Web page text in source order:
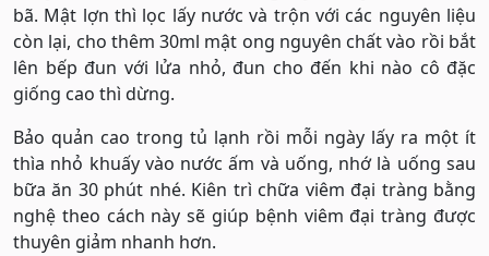
bã. Mật lợn thì lọc lấy nước và trộn với các nguyên liệu
còn lại, cho thêm 30ml mật ong nguyên chất vào rồi bắt
lên bếp đun với lửa nhỏ, đun cho đến khi nào cô đặc
giống cao thì dừng.
Bảo quản cao trong tủ lạnh rồi mỗi ngày lấy ra một ít
thìa nhỏ khuấy vào nước ấm và uống, nhớ là uống sau
bữa ăn 30 phút nhé. Kiên trì chữa viêm đại tràng bằng
nghệ theo cách này sẽ giúp bệnh viêm đại tràng được
thuyên giảm nhanh hơn.